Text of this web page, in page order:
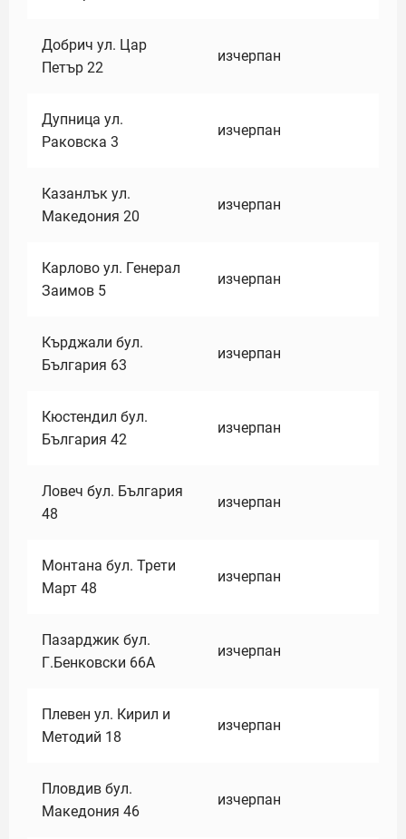
Добрич ул. Цар
Петър 22
изчерпан
Дупница ул.
Раковска 3
изчерпан
Казанлък ул.
Македония 20
изчерпан
Карлово ул. Генерал
Заимов 5
изчерпан
Кърджали бул.
България 63
изчерпан
Кюстендил бул.
България 42
изчерпан
Ловеч бул. България
48
изчерпан
Монтана бул. Трети
Март 48
изчерпан
Пазарджик бул.
Г.Бенковски 66А
изчерпан
Плевен ул. Кирил и
Методий 18
изчерпан
Пловдив бул.
Македония 46
изчерпан